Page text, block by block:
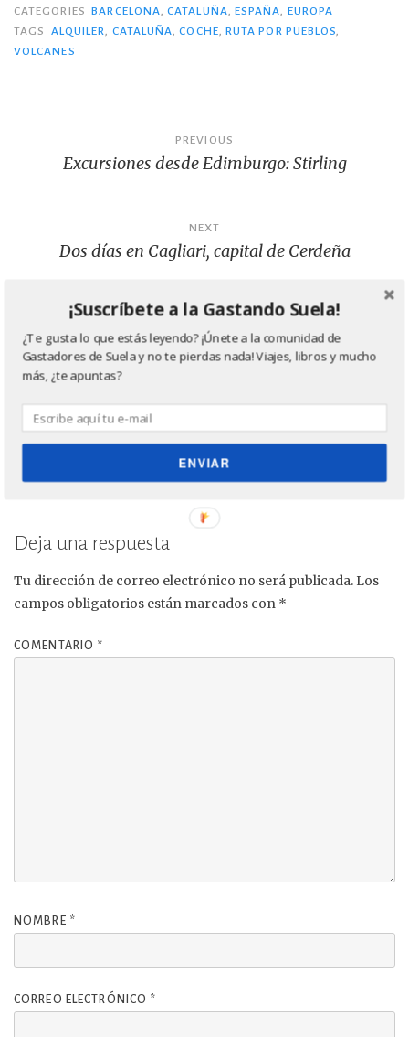
c
e
k
it
te
m
p
CATEGORIES BARCELONA ,CATALUÑA ESPAÑA
EUROPA
TAGS
ALQUILER CATALUÑA ,COCHE RUTA POR PUEBLOS
VOLCANES
PREVIOUS
Excursiones desde Edimburgo: Stirling
NEXT
Dos días en Cagliari, capital de Cerdeña
One thought on “
desde Barcelona
BARCELONA: 50 POSTS QUE AYUDAN PARA
VIAJAR [5] | Viatges pel Món
Deja una respuesta
Tu dirección de correo electrónico no será publicada. Los
campos obligatorios están marcados con *
COMENTARIO *
NOMBRE *
CORREO ELECTRÓNICO *
¡Suscríbete a la Gastando Suela!
¿Te gusta lo que estás leyendo? ¡Únete a la comunidad de
Gastadores de Suela y no te pierdas nada! Viajes, libros y mucho
más, ¿te apuntas?
ENVIAR